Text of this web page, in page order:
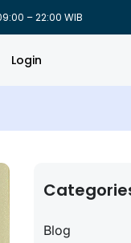
– 22:00 WIB
Login
Blog